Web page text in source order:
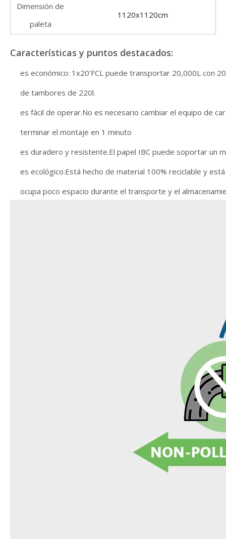
Dimensión de
paleta
1120x1120cm
Características y puntos destacados:
es económico: 1x20'FCL puede transportar 20,000L con
de tambores de 220l.
es fácil de operar.No es necesario cambiar el equipo de
terminar el montaje en 1 minuto
es duradero y resistente.El papel IBC puede soportar un
es ecológico.Está hecho de material 100% reciclable y
ocupa poco espacio durante el transporte y el